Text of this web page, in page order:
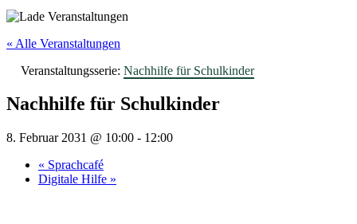
« Alle Veranstaltungen
Veranstaltungsserie: Nachhilfe für Schulkinder
Nachhilfe für Schulkinder
8. Februar 2031 @ 10:00 - 12:00
« Sprachcafé
Digitale Hilfe »